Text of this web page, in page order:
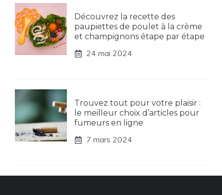
Découvrez la recette des
paupiettes de poulet à la crème
et champignons étape par étape
24 mai 2024
Trouvez tout pour votre plaisir :
le meilleur choix d’articles pour
fumeurs en ligne
7 mars 2024